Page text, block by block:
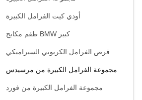
أودي كيت الفرامل الكبيرة
طقم مكابح BMW كبير
قرص الفرامل الكربوني السيراميكي
مجموعة الفرامل الكبيرة من مرسيدس
مجموعة الفرامل الكبيرة من فورد